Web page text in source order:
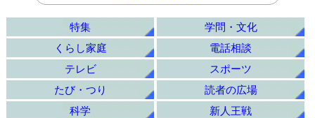
特集
学問・文化
くらし家庭
電話相談
テレビ
スポーツ
たび・つり
読者の広場
科学
新人王戦